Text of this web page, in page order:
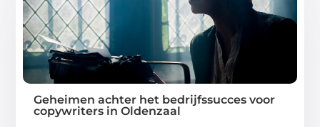
Geheimen achter het bedrijfssucces voor
copywriters in Oldenzaal